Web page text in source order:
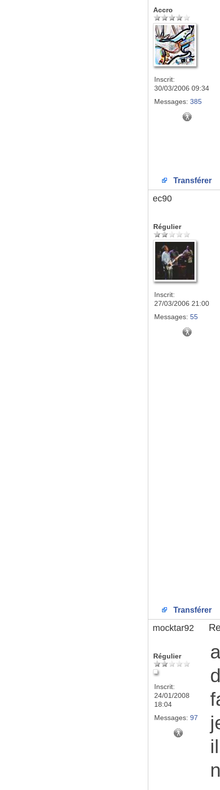
Accro
Inscrit:
30/03/2006 09:34
Messages: 385
Transférer
ec90
Régulier
Inscrit:
27/03/2006 21:00
Messages: 55
Transférer
mocktar92
Régulier
Inscrit:
24/01/2008
18:04
Messages: 97